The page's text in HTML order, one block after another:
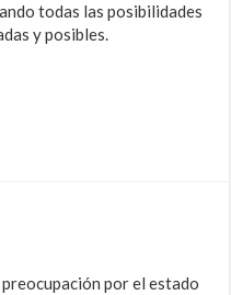
todas las posibilidades
y posibles.
por el estado